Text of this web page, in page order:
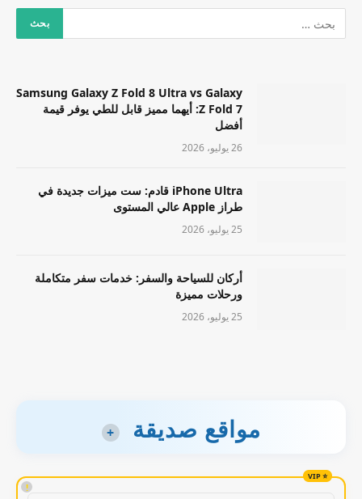
Samsung Galaxy Z Fold 8 Ultra vs Galaxy
Z Fold 7: أيهما مميز قابل للطي يوفر قيمة
أفضل
26 يوليو، 2026
iPhone Ultra قادم: ست ميزات جديدة في
طراز Apple عالي المستوى
25 يوليو، 2026
أركان للسياحة والسفر: خدمات سفر متكاملة
ورحلات مميزة
25 يوليو، 2026
مواقع صديقة +
!